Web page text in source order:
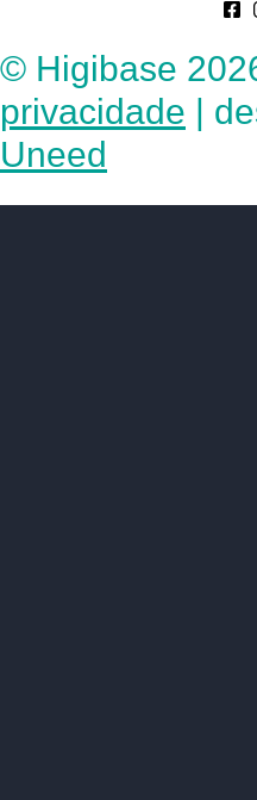
© Higibase
privacidade |
Uneed